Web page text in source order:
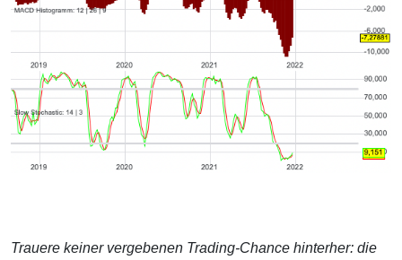
Trauere keiner vergebenen Trading-Chance hinterher: die